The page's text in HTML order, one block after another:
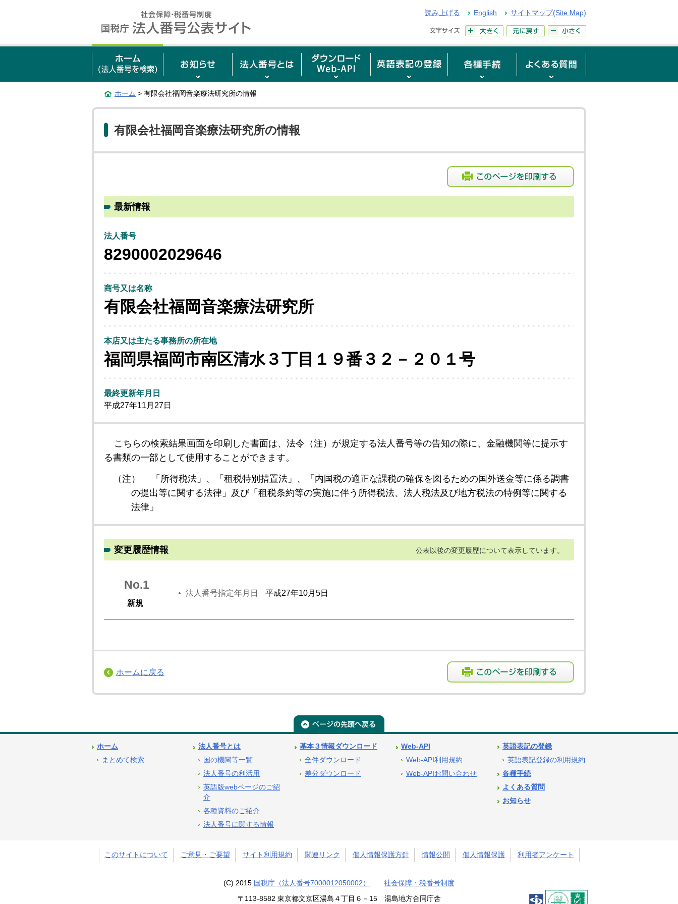
読み上げる English サイトマップ(Site Map)
ホーム > 有限会社福岡音楽療法研究所の情報
有限会社福岡音楽療法研究所の情報
最新情報
法人番号
8290002029646
商号又は名称
有限会社福岡音楽療法研究所
本店又は主たる事務所の所在地
福岡県福岡市南区清水３丁目１９番３２－２０１号
最終更新年月日
平成27年11月27日
こちらの検索結果画面を印刷した書面は、法令（注）が規定する法人番号等の告知の際に、金融機関等に提示す
る書類の一部として使用することができます。
（注）
「所得税法」、「租税特別措置法」、「内国税の適正な課税の確保を図るための国外送金等に係る調書
の提出等に関する法律」及び「租税条約等の実施に伴う所得税法、法人税法及び地方税法の特例等に関する
法律」
変更履歴情報 公表以後の変更履歴について表示しています。
No.1
新規
法人番号指定年月日 平成27年10月5日
ホームに戻る
ホーム
まとめて検索
法人番号とは
国の機関等一覧
法人番号の利活用
英語版webページのご紹
介
各種資料のご紹介
法人番号に関する情報
基本３情報ダウンロード
全件ダウンロード
差分ダウンロード
Web-API
Web-API利用規約
Web-APIお問い合わせ
英語表記の登録
英語表記登録の利用規約
各種手続
よくある質問
お知らせ
このサイトについて ご意見・ご要望 サイト利用規約 関連リンク 個人情報保護方針 情報公開 個人情報保護 利用者アンケート
(C) 2015 国税庁（法人番号7000012050002） 社会保障・税番号制度
〒113-8582 東京都文京区湯島４丁目６－15 湯島地方合同庁舎